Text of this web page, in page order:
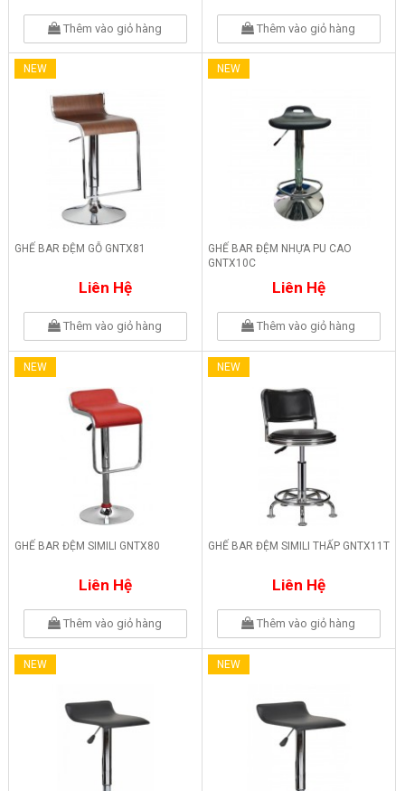
Thêm vào giỏ hàng Thêm vào giỏ hàng
NEW
GHẾ BAR ĐỆM GỖ GNTX81
Liên Hệ
Thêm vào giỏ hàng
NEW
GHẾ BAR ĐỆM NHỰA PU CAO
GNTX10C
Liên Hệ
Thêm vào giỏ hàng
NEW
GHẾ BAR ĐỆM SIMILI GNTX80
Liên Hệ
Thêm vào giỏ hàng
NEW
GHẾ BAR ĐỆM SIMILI THẤP GNTX11T
Liên Hệ
Thêm vào giỏ hàng
NEW NEW